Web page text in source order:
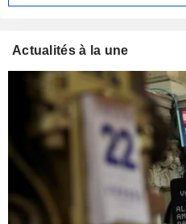
Actualités à la une